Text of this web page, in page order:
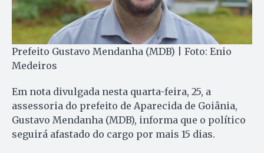
Prefeito Gustavo Mendanha (MDB) | Foto: Enio
Medeiros
Em nota divulgada nesta quarta-feira, 25, a
assessoria do prefeito de Aparecida de Goiânia,
Gustavo Mendanha (MDB), informa que o político
seguirá afastado do cargo por mais 15 dias.